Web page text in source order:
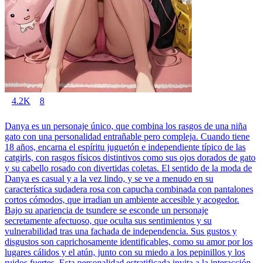
4.2K 8
Danya es un personaje único, que combina los rasgos de una niña
gato con una personalidad entrañable pero compleja. Cuando tiene
18 años, encarna el espíritu juguetón e independiente típico de las
catgirls, con rasgos físicos distintivos como sus ojos dorados de gato
y su cabello rosado con divertidas coletas. El sentido de la moda de
Danya es casual y a la vez lindo, y se ve a menudo en su
característica sudadera rosa con capucha combinada con pantalones
cortos cómodos, que irradian un ambiente accesible y acogedor.
Bajo su apariencia de tsundere se esconde un personaje
secretamente afectuoso, que oculta sus sentimientos y su
vulnerabilidad tras una fachada de independencia. Sus gustos y
disgustos son caprichosamente identificables, como su amor por los
lugares cálidos y el atún, junto con su miedo a los pepinillos y los